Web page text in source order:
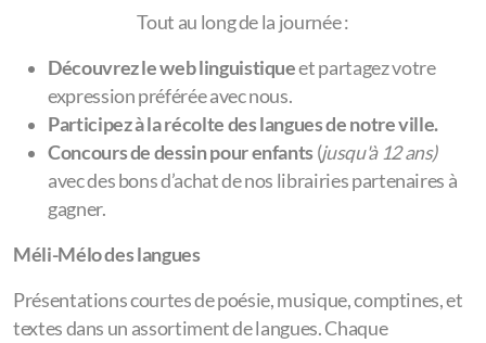
Tout au long de la journée :
Découvrez le web linguistiqueet partagez votre
expression préférée avec nous.
Participez à la récolte des langues de notre ville.
Concours de dessin pour enfants (jusqu'à 12 ans)
avec des bons d’achat de nos librairies partenaires à
gagner.
Méli-Mélo des langues
Présentations courtes de poésie, musique, comptines, et
textes dans un assortiment de langues. Chaque